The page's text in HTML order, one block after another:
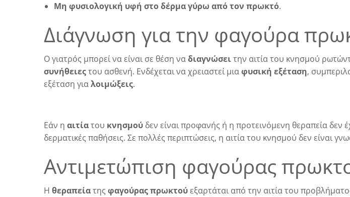
Μη φυσιολογική υφή στο δέρμα γύρω από τον πρωκτό.
Διάγνωση για την φαγούρα
Ο γιατρός μπορεί να είναι σε θέση ναδιαγνώσειτην αιτία του κνησμού
συνήθειεςτου ασθενή. Ενδέχεται να χρειαστεί μιαφυσική εξέταση,
εξέταση γιαλοιμώξεις.
Εάν η αιτίατου κνησμού δεν είναι προφανής ή η προτεινόμενη θεραπεία δεν
δερματικές παθήσεις. Σε πολλές περιπτώσεις, η αιτία του κνησμού δεν είναι
Αντιμετώπιση φαγούρας
Η θεραπείατης φαγούρας πρωκτούεξαρτάται από την αιτία του